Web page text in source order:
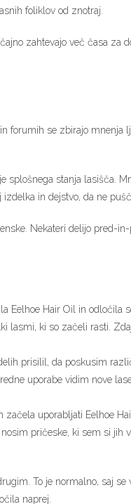
foliklov od znotraj.
zahtevajo več časa za
forumih se zbirajo mnenja
stanja lasišča.
in dejstvo, da ne
Nekateri delijo pred-
Eelhoe Hair Oil in odločila
lasmi, ki so začeli rasti.
prisilil, da poskusim
uporabe vidim nove
uporabljati Eelhoe
pričeske, ki sem si jih
To je normalno, saj
naprej.